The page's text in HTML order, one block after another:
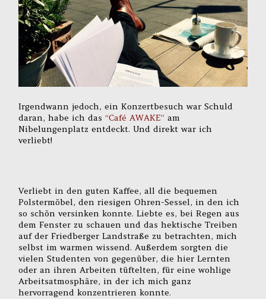
Irgendwann jedoch, ein Konzertbesuch war Schuld
daran, habe ich das“Café AWAKE” am
Nibelungenplatz entdeckt. Und direkt war ich
verliebt!
Verliebt in den guten Kaffee, all die bequemen
Polstermöbel, den riesigen Ohren-Sessel, in den ich
so schön versinken konnte. Liebte es, bei Regen aus
dem Fenster zu schauen und das hektische Treiben
auf der Friedberger Landstraße zu betrachten, mich
selbst im warmen wissend. Außerdem sorgten die
vielen Studenten von gegenüber, die hier Lernten
oder an ihren Arbeiten tüftelten, für eine wohlige
Arbeitsatmosphäre, in der ich mich ganz
hervorragend konzentrieren konnte.